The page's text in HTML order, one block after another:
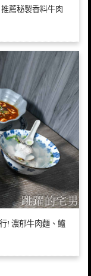
薦秘製香料牛肉
! 濃郁牛肉麵、鱸